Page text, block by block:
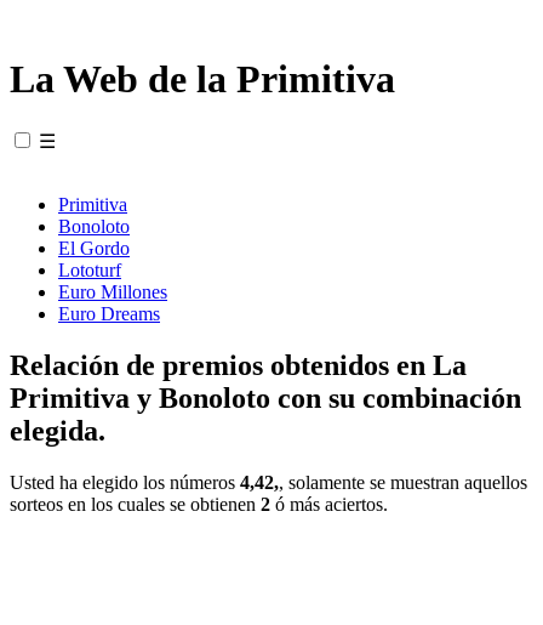
La Web de la Primitiva
☰
Primitiva
Bonoloto
El Gordo
Lototurf
Euro Millones
Euro Dreams
Relación de premios obtenidos en La
Primitiva y Bonoloto con su combinación
elegida.
Usted ha elegido los números 4,42,, solamente se muestran aquellos
sorteos en los cuales se obtienen 2 ó más aciertos.